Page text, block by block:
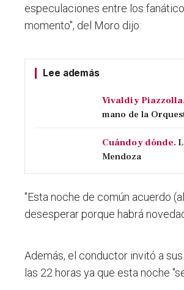
especulaciones entre los
momento", del Moro dijo:
Lee además
Vivaldi y
mano de la
Cuándo y dónde.
Mendoza
"Esta noche de común acuerdo
desesperar porque habrá
Además, el conductor invitó a
las 22 horas ya que esta noche